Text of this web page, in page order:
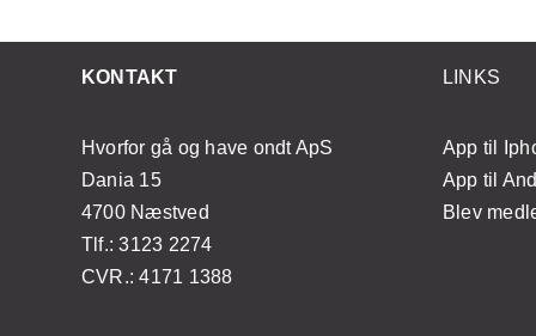
KONTAKT
Hvorfor gå og have ondt ApS
Dania 15
4700 Næstved
Tlf.: 3123 2274
CVR.: 4171 1388
LINKS
App til
App til
Blev